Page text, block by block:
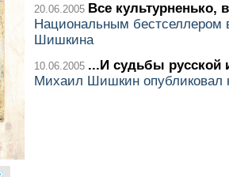
20.06.2005 Все культурненько,
Национальным
Шишкина
10.06.2005 ...И судьбы русской
Михаил Шишкин опубликовал